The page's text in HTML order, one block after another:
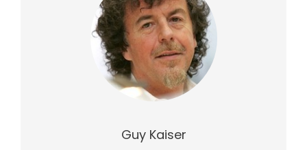
Guy Kaiser